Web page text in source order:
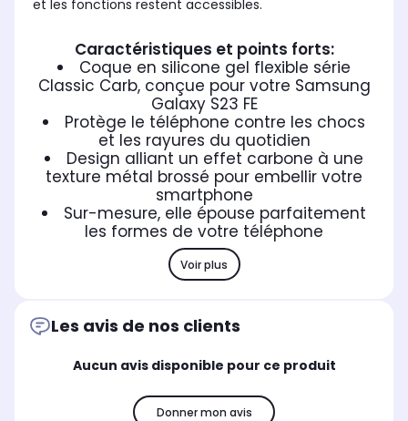
et les fonctions restent accessibles.
Caractéristiques et points forts:
Coque en silicone gel flexible série
Classic Carb, conçue pour votre Samsung
Galaxy S23 FE
Protège le téléphone contre les chocs
et les rayures du quotidien
Design alliant un effet carbone à une
texture métal brossé pour embellir votre
smartphone
Sur-mesure, elle épouse parfaitement
les formes de votre téléphone
Voir plus
Les avis de nos clients
Aucun avis disponible pour ce produit
Donner mon avis